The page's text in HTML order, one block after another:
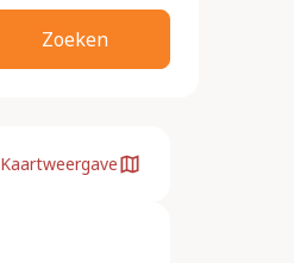
Zoeken
Kaartweergave